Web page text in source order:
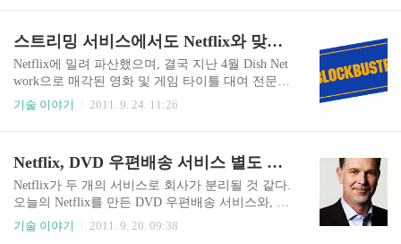
화되었다. WSJ에 따르면 Amazon 타블렛은 두가지
모델이 공개될 것이며, 구체적으로 Hollywood와 C
oyote라는 개발 코드네임을 가지고 있다고 전했다.
고급형과 보급형 제품으로 구분되어 공개될 것이
며, 기존의 타블렛과 달리 콘텐츠에 촛점을 맞춘 제
텐츠에 집중했다는 것이다..
스트리밍 서비스에서도 Netflix와 맞붙는 Blockbuster
Netflix에 밀려 파산했으며, 결국 지난 4월 Dish Net
work으로 매각된 영화 및 게임 타이틀 대여 전문
체인 Blockbuster가 10월 1일부터 모회사 Dish Netw
장에서의 대여비 포함하여 월 10 달러를 내면 서비
스가 가능하다. 단, Dish Network 가입자에 한정된
서비스다. 이는 최근 논란을 낳고 있는 Netflix의 스
트리밍 요금 별도 과금과 비교하면 상당히 저렴한
편이다. Netflix는 9월 1일부로 DVD 우편배송 최저
기술 이야기 2011. 9. 24. 11:26
Netflix, DVD 우편배송 서비스 별도 분리한다
Netflix가 두 개의 서비스로 회사가 분리될 것 같다.
오늘의 Netflix를 만든 DVD 우편배송 서비스와, 현
재 Netflix의 주력인 온라인 스트리밍 사업을 분리
기술 이야기 2011. 9. 20. 09:38